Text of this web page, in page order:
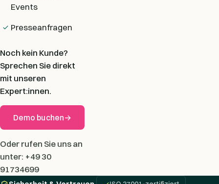
Events
Presseanfragen
Noch kein Kunde?
Sprechen Sie direkt
mit unseren
Expert:innen.
Demo buchen→
Oder rufen Sie uns an
unter: +49 30
91734699